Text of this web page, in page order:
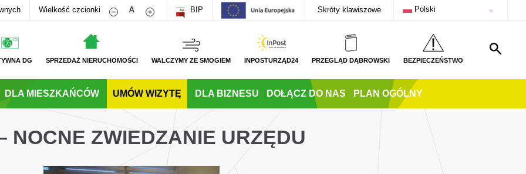
Wielkość czcionki Zmniejsz rozmiar czcionki
A Zwiększ rozmiar czcionki
BIP Skróty klawiszowe Polski
DG SPRZEDAŻ NIERUCHOMOŚCI WALCZYMY ZE SMOGIEM INPOSTURZĄD24 PRZEGLĄD DĄBROWSKI BEZPIECZEŃSTWO
DLA MIESZKAŃCÓW UMÓW WIZYTĘ DLA BIZNESU DOŁĄCZ DO NAS PLAN OGÓLNY
NOCNE ZWIEDZANIE URZĘDU